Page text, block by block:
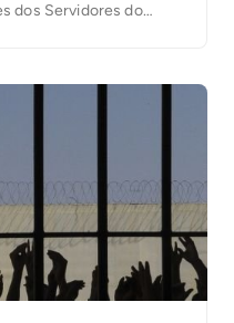
dos Servidores do
um estudo da […]